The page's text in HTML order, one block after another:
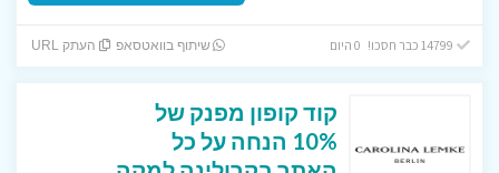
שיתוף בוואטסאפ העתק URL
קוד קופון מפנק של
10% הנחה על כל